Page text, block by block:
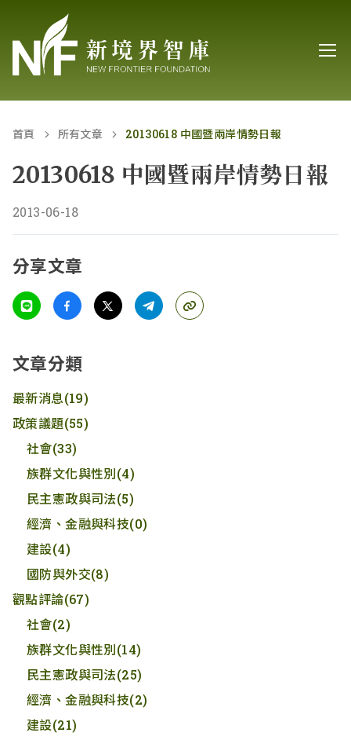
首頁 所有文章 20130618 中國暨兩岸情勢日報
20130618 中國暨兩岸情勢日報
2013-06-18
分享文章
文章分類
最新消息(19)
政策議題(55)
社會(33)
族群文化與性別(4)
民主憲政與司法(5)
經濟、金融與科技(0)
建設(4)
國防與外交(8)
觀點評論(67)
社會(2)
族群文化與性別(14)
民主憲政與司法(25)
經濟、金融與科技(2)
建設(21)